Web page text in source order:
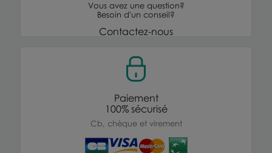
Vous avez une question?
Besoin d'un conseil?
Contactez-nous
Paiement
100% sécurisé
Cb, chèque et virement